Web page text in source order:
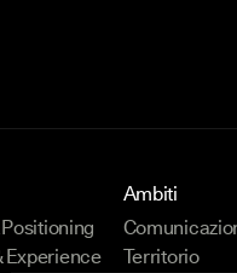
Experience
Ambiti
Territorio